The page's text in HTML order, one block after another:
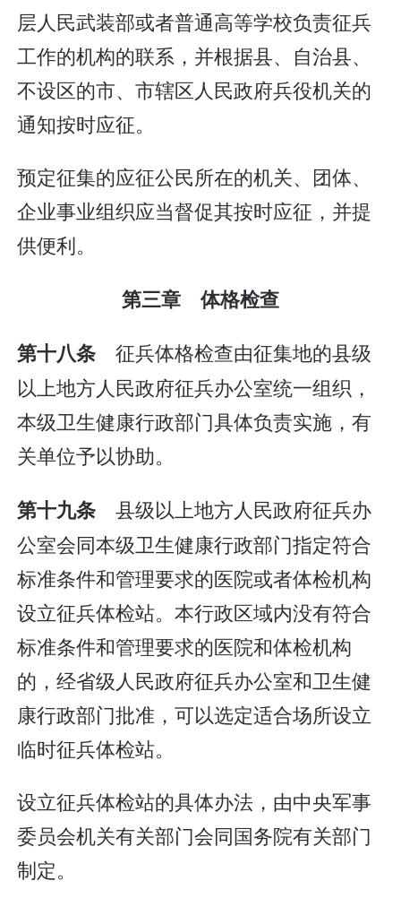
层人民武装部或者普通高等学校负责征兵
工作的机构的联系，并根据县、自治县、
不设区的市、市辖区人民政府兵役机关的
通知按时应征。
预定征集的应征公民所在的机关、团体、
企业事业组织应当督促其按时应征，并提
供便利。
第三章 体格检查
第十八条 征兵体格检查由征集地的县级
以上地方人民政府征兵办公室统一组织，
本级卫生健康行政部门具体负责实施，有
关单位予以协助。
第十九条 县级以上地方人民政府征兵办
公室会同本级卫生健康行政部门指定符合
标准条件和管理要求的医院或者体检机构
设立征兵体检站。本行政区域内没有符合
标准条件和管理要求的医院和体检机构
的，经省级人民政府征兵办公室和卫生健
康行政部门批准，可以选定适合场所设立
临时征兵体检站。
设立征兵体检站的具体办法，由中央军事
委员会机关有关部门会同国务院有关部门
制定。